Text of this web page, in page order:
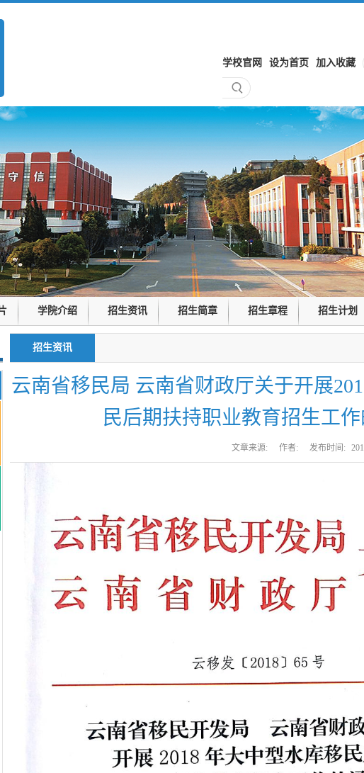
学校官网 设为首页 加入收藏
学院介绍 招生资讯 招生简章 招生章程 招生计划
招生资讯
云南省移民局 云南省财政厅关于开展
民后期扶持职业教育招生工作
文章来源: 作者: 发布时间: